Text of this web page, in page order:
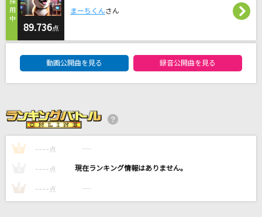
[生音]悲しき口笛
アンチファン
高嶺のなでしこ
なんでもないよ、
マカロニえんぴつ
[生音]天体観測
BUMP OF CHICKEN
どんなときも。
89.736点
まーちくんさん
動画公開曲を見る 録音公開曲を見る
1 ---- 点 ----
---- 点 ----
3 ---- 点 ----